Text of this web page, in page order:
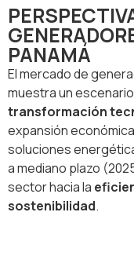
PANAMÁ
El mercado de
muestra un
transformación
expansión
soluciones
a mediano plazo
sector hacia la
sostenibilidad.